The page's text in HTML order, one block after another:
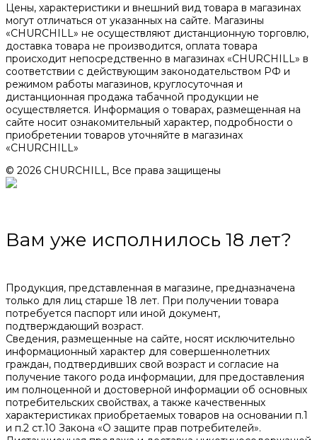
Цены, характеристики и внешний вид товара в магазинах
могут отличаться от указанных на сайте. Магазины
«CHURCHILL» не осуществляют дистанционную торговлю,
доставка товара не производится, оплата товара
происходит непосредственно в магазинах «CHURCHILL» в
соответствии с действующим законодательством РФ и
режимом работы магазинов, круглосуточная и
дистанционная продажа табачной продукции не
осуществляется. Информация о товарах, размещенная на
сайте носит ознакомительный характер, подробности о
приобретении товаров уточняйте в магазинах
«CHURCHILL»
© 2026 CHURCHILL, Все права защищены
Вам уже исполнилось 18 лет?
Продукция, представленная в магазине, предназначена
только для лиц старше 18 лет. При получении товара
потребуется паспорт или иной документ,
подтверждающий возраст.
Сведения, размещенные на сайте, носят исключительно
информационный характер для совершеннолетних
граждан, подтвердивших свой возраст и согласие на
получение такого рода информации, для предоставления
им полноценной и достоверной информации об основных
потребительских свойствах, а также качественных
характеристиках приобретаемых товаров на основании п.1
и п.2 ст.10 Закона «О защите прав потребителей».